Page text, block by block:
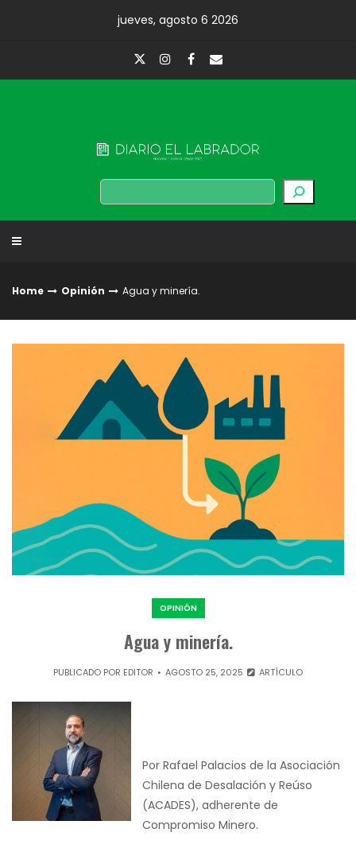
jueves, agosto 6 2026
Buscar
Home Opinión Agua y minería.
OPINIÓN
Agua y minería.
PUBLICADO POR EDITOR AGOSTO 25, 2025 ARTÍCULO
Por Rafael Palacios de la Asociación
Chilena de Desalación y Reúso
(ACADES), adherente de
Compromiso Minero.